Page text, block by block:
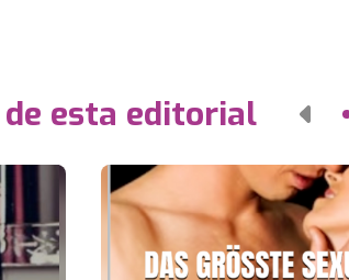
esta editorial